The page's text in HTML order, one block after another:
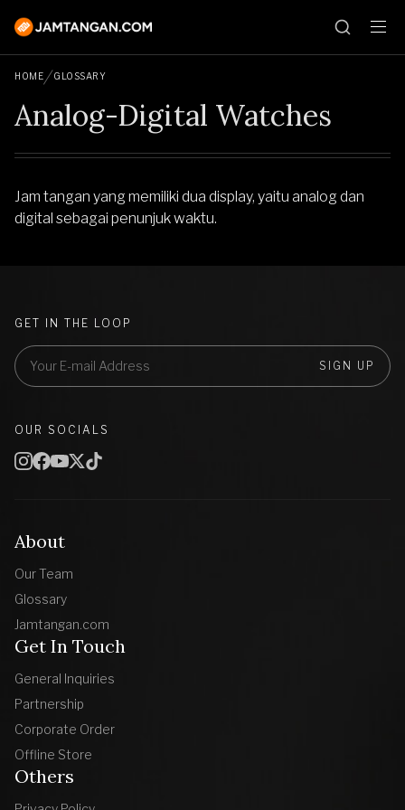
HOME GLOSSARY
Analog-Digital Watches
Jam tangan yang memiliki dua display, yaitu analog dan
digital sebagai penunjuk waktu.
About
Our Team
Glossary
Jamtangan.com
Get In Touch
General Inquiries
Partnership
Corporate Order
Offline Store
Others
GET IN THE LOOP
SIGN UP
OUR SOCIALS